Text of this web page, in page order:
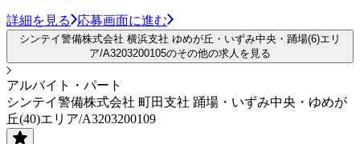
詳細を見る 応募画面に進む
シンテイ警備株式会社 横浜支社 ゆめが丘・いずみ中央・踊場(6)エリ
ア/A3203200105のその他の求人を見る
アルバイト・パート
シンテイ警備株式会社 町田支社 踊場・いずみ中央・ゆめが
丘(40)エリア/A3203200109